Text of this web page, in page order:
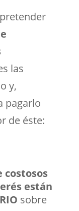
las
y,
pagarlo
de éste:
están
sobre